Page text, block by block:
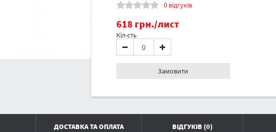
0 відгуків
618 грн./лист
Кіл-сть
Замовити
ДОСТАВКА ТА ОПЛАТА ВІДГУКІВ (0)